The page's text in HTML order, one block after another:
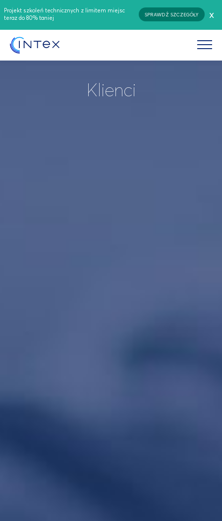
Projekt szkoleń technicznych z limitem miejsc
teraz do 80% taniej
SPRAWDŹ SZCZEGÓŁY x
Klienci